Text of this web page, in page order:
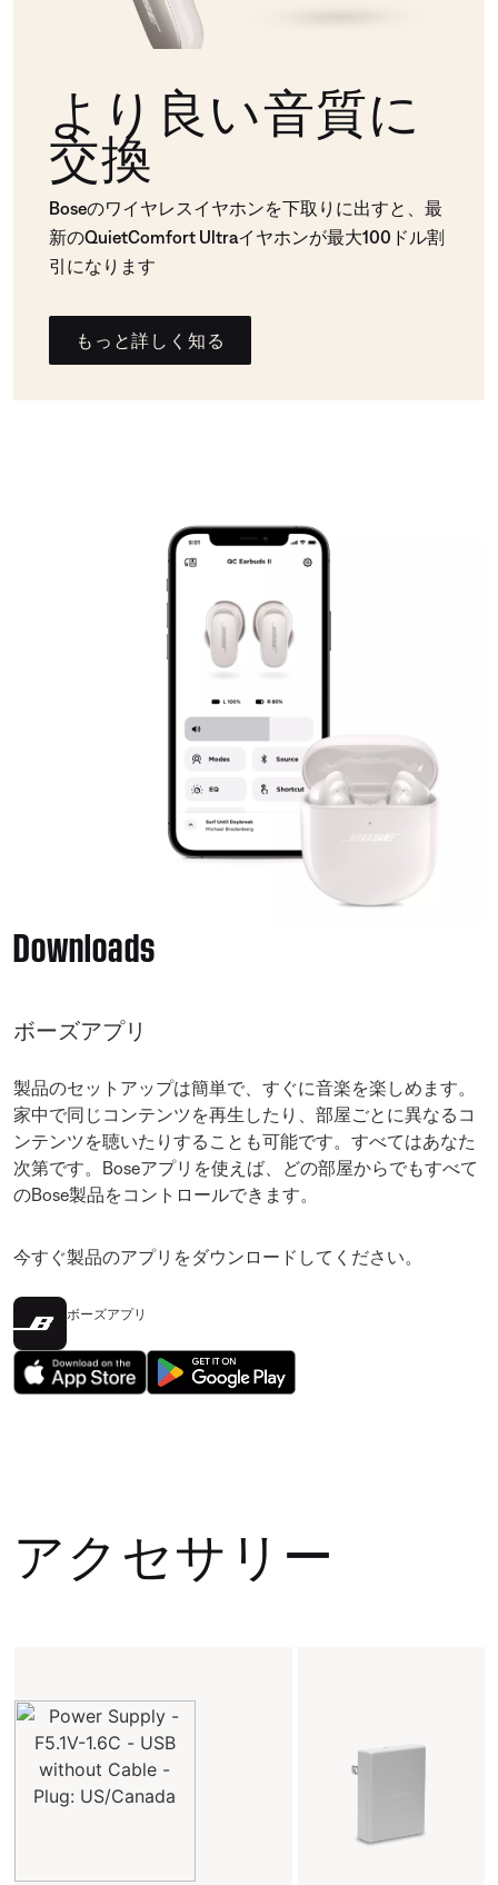
より良い音質に
交換
Boseのワイヤレスイヤホンを下取りに出すと、最
新のQuietComfort Ultraイヤホンが最大100ドル割
引になります
もっと詳しく知る
Downloads
ボーズアプリ
製品のセットアップは簡単で、すぐに音楽を楽しめます。
家中で同じコンテンツを再生したり、部屋ごとに異なるコ
ンテンツを聴いたりすることも可能です。すべてはあなた
次第です。Boseアプリを使えば、どの部屋からでもすべて
のBose製品をコントロールできます。
今すぐ製品のアプリをダウンロードしてください。
ボーズアプリ
アクセサリー